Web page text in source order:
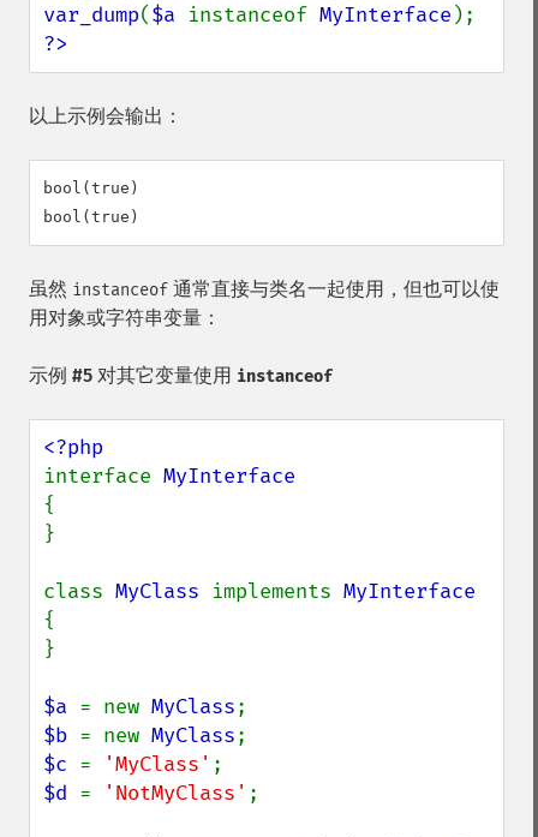
var_dump($a instanceof MyInterface
?>
以上示例会输出：
bool(true)
虽然 instanceof 通常直接与类名一起使用，但也可以使
用对象或字符串变量：
示例 #5 对其它变量使用 instanceof
interface
{
}
class MyClass implements
{
}
$a = new MyClass
$b = new MyClass
$c = 'MyClass'
$d = 'NotMyClass' ;